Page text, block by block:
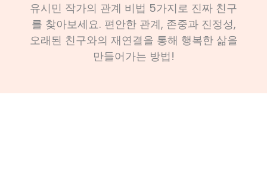
유시민 작가의 관계 비법 5가지로 진짜 친구
를 찾아보세요. 편안한 관계, 존중과 진정성,
오래된 친구와의 재연결을 통해 행복한 삶을
만들어가는 방법!